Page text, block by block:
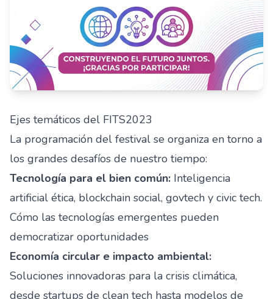
Ejes temáticos del FITS2023
La programación del festival se organiza en torno a
los grandes desafíos de nuestro tiempo:
Tecnología para el bien común: Inteligencia
artificial ética, blockchain social, govtech y civic tech.
Cómo las tecnologías emergentes pueden
democratizar oportunidades
Economía circular e impacto ambiental:
Soluciones innovadoras para la crisis climática,
desde startups de clean tech hasta modelos de